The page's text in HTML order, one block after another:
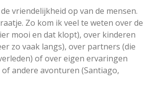
vriendelijkheid op van de mensen.
Zo kom ik veel te weten over de
mooi en dat klopt), over kinderen
zo vaak langs), over partners (die
of over eigen ervaringen
andere avonturen (Santiago,